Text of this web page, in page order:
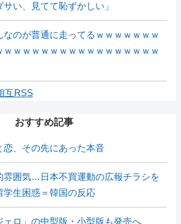
い、見てて恥ずかしい」
なのが普通に走ってるｗｗｗｗｗｗｗ
ｗｗｗｗｗｗｗｗｗｗｗｗｗｗｗｗｗ
互RSS
おすすめ記事
恋、その先にあった本音
雰囲気…日本不買運動の広報チラシを
学生困惑＝韓国の反応
ェロ」の中型版・小型版も発売へ